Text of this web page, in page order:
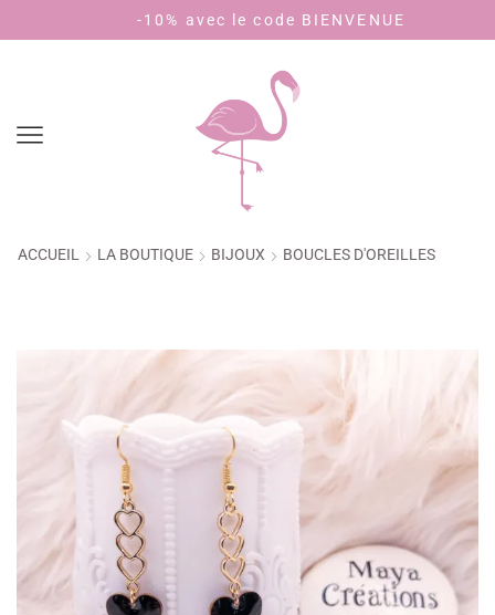
-10% avec le code BIENVENUE
ACCUEIL LA BOUTIQUE BIJOUX BOUCLES D'OREILLES